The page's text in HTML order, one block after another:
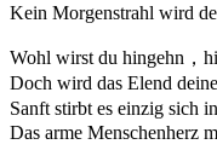
Kein Morgenstrahl wird
Wohl wirst du hingehn，
Doch wird das Elend
Sanft stirbt es einzig sich
Das arme Menschenherz